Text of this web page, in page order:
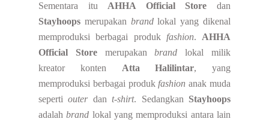
Sementara itu AHHA Official Store dan
Stayhoops merupakan brandlokal yang dikenal
memproduksi berbagai produk fashion. AHHA
Official Storemerupakanbrand lokal milik
kreator konten Atta Halilintar, yang
memproduksi berbagai produk fashion anak muda
sepertiouter dant-shirt. Sedangkan Stayhoops
adalahbrand lokal yang memproduksi antara lain